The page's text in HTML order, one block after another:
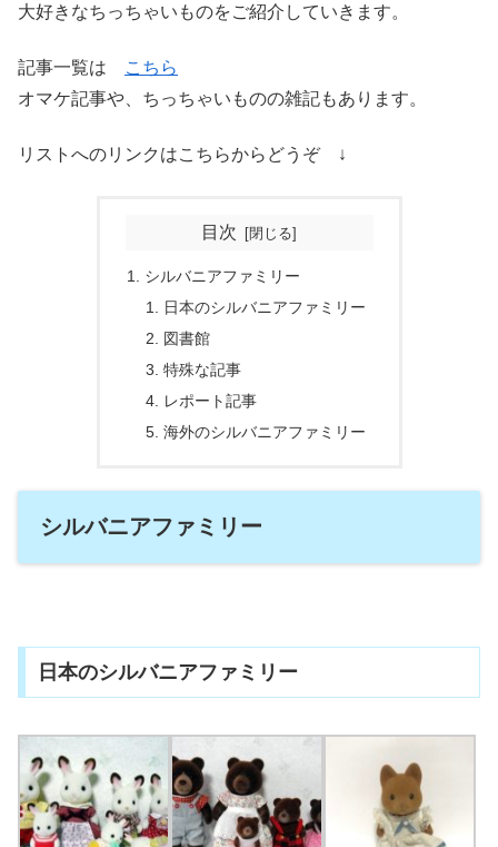
大好きなちっちゃいものをご紹介していきます。
記事一覧は
こちら
オマケ記事や、ちっちゃいものの雑記もあります。
リストへのリンクはこちらからどうぞ ↓
目次
シルバニアファミリー
日本のシルバニアファミリー
図書館
特殊な記事
レポート記事
海外のシルバニアファミリー
シルバニアファミリー
日本のシルバニアファミリー